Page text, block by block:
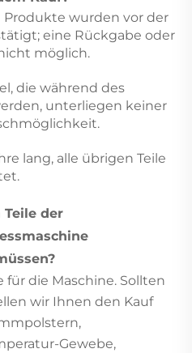
wurden vor der
eine Rückgabe oder
möglich.
die während des
unterliegen keiner
lang, alle übrigen Teile
der
für die Maschine. Sollten
wir Ihnen den Kauf
Gewebe,